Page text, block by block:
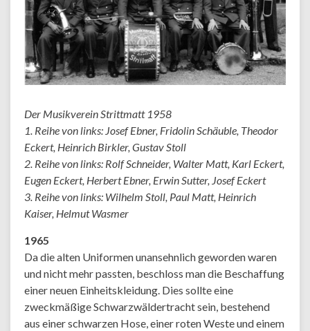
Der Musikverein Strittmatt 1958
1. Reihe von links: Josef Ebner, Fridolin Schäuble, Theodor
Eckert, Heinrich Birkler, Gustav Stoll
2. Reihe von links: Rolf Schneider, Walter Matt, Karl Eckert,
Eugen Eckert, Herbert Ebner, Erwin Sutter, Josef Eckert
3. Reihe von links: Wilhelm Stoll, Paul Matt, Heinrich
Kaiser, Helmut Wasmer
1965
Da die alten Uniformen unansehnlich geworden waren
und nicht mehr passten, beschloss man die Beschaffung
einer neuen Einheitskleidung. Dies sollte eine
zweckmäßige Schwarzwäldertracht sein, bestehend
aus einer schwarzen Hose, einer roten Weste und einem